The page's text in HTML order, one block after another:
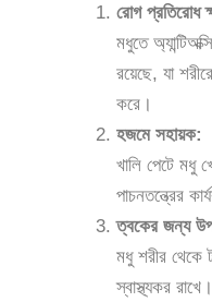
রোগ প্রতিরোধ
মধুতে
রয়েছে, যা
করে।
হজমে সহায়ক:
খালি পেটে মধু
পাচনতন্ত্রের
ত্বকের জন্য
মধু শরীর থেকে
স্বাস্থ্যকর রাখে।